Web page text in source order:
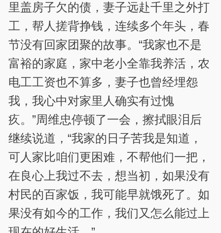
里盖房子欠的债，妻子远赴千里之外打
工，帮人搓背挣钱，连续多个年头，春
节没有回家团聚的故事。“我家也不是
富裕的家庭，家中老小全靠我养活，农
电工工资也不算多，妻子也曾经埋怨
我，我心中对家里人确实有过愧
疚。”周维忠停顿了一会，擦拭眼泪后
继续说道，“我家的日子苦我是知道，
可人家比咱们更困难，不帮他们一把，
在良心上我过不去，想当初，如果没有
村民的百家饭，我可能早就饿死了。如
果没有如今的工作，我们又怎么能过上